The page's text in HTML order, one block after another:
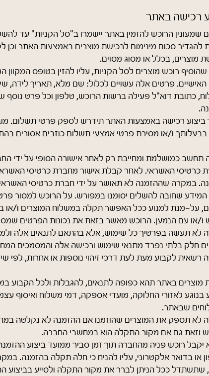
רכישה באתר
שמעונין הרוכש להזמין באתר יישמרו ב"סל הקניות" עד
להגדיר סכום מינימום לרכישת מוצרים באמצעות האתר וכן
מוצרים, בכלל או מסוג מסוים.
רוכש מוצרים לסל הקניות, עליו להזין בטופס
האישיים. פרטים אלה עשויים לכלול: שם מלא, תאריך לידה,
כתובת דוא"ל פעילה ברשות הרוכש, טלפון וכל פרט נוסף
ביצוע רכישה באמצעות האתר תידרש לספק פרטי תשלום.
בבעלותך ו/או מסירת פרטי אמצעי תשלום כוזבים אסורים
תחשב כמושלמת ומחייבת רק לאחר אישורה הסופי על ידי
כרטיסי האשראי. לאחר קבלת אישור מחברת כרטיסי האשראי
במקרה שההזמנה לא תאושר על ידי חברת כרטיסי
שחובה להשלים יסומנו במפורש. על הרוכש למסור
על-מנת למנוע ככל האפשר תקלה במשלוח המוצרים ו/או
ו/או עם הנמען. הרוכש מאשר בזאת את נכונות הפרטים
לא תעשה בפרטיך כל שימוש, אלא בהתאם לתנאים אלה
חלק בלתי נפרד מתנאי שימוש ורכישה אלה והמסמכים
רשאית לקבוע מעת לעת דרכי זיהוי נוספות או אחרות, לפי
מוצרים באתר תהא כפופה לתנאים, להגבלות ולכל הקבוע
בנוגע לאזורי החלוקה, מועדי אספקה, דמי משלוח ואיסוף
שבאתר.
לא תספק את המוצרים שהוזמנו אם ההזמנה לא נקלטה
וזאת גם אם מקור התקלה הוא במחשבי החברה.
יקבל רוכש פניה מהחברה תוך זמן סביר ממועד ביצוע
או בדואר אלקטרוני, עליו להניח כי חלה תקלה בהזמנה.
שתשתדל ככל הניתן לברר את מקור התקלה ולסייע בביצוע